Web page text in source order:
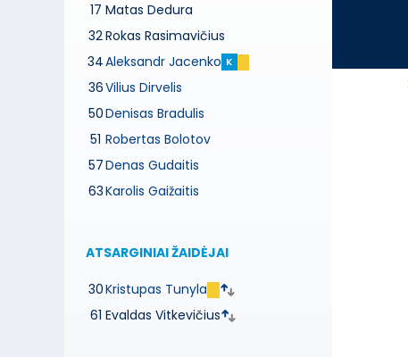
17 Matas Dedura
32Rokas Rasimavičius
34Aleksandr Jacenko K
36Vilius Dirvelis
50Denisas Bradulis
51 Robertas Bolotov
57Denas Gudaitis
63Karolis Gaižaitis
ATSARGINIAI ŽAIDĖJAI
30Kristupas Tunyla
61 Evaldas Vitkevičius